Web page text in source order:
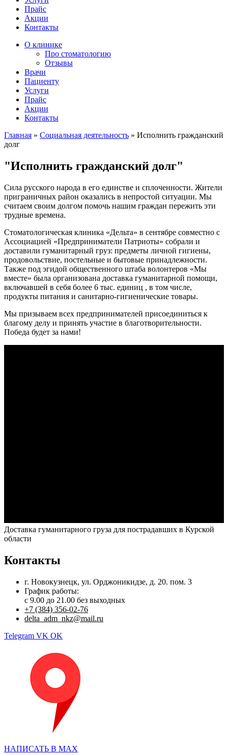
Прайс
Акции
Контакты
О клинике
Про стоматологию
Отзывы
Врачи
Пациенту
Услуги
Прайс
Акции
Контакты
Главная » Социальная деятельность » Исполнить гражданский
долг
"Исполнить гражданский долг"
Сила русского народа в его единстве и сплоченности. Жители
приграничных район оказались в непростой ситуации. Мы
считаем своим долгом помочь нашим граждан пережить эти
трудные времена.
Стоматологическая клиника «Дельта» в сентябре совместно с
Ассоциацией «Предприниматели Патриоты» собрали и
доставили гуманитарный груз: предметы личной гигиены,
продовольствие, постельные и бытовые принадлежности.
Также под эгидой общественного штаба волонтеров «Мы
вместе» была организована доставка гуманитарной помощи,
включавшей в себя более 6 тыс. единиц , в том числе,
продукты питания и санитарно-гигиенические товары.
Мы призываем всех предпринимателей присоединиться к
благому делу и принять участие в благотворительности.
Победа будет за нами!
Доставка гуманитарного груза для пострадавших в Курской
области
Контакты
г. Новокузнецк, ул. Орджоникидзе, д. 20. пом. 3
График работы:
с 9.00 до 21.00 без выходных
+7 (384) 356-02-76
delta_adm_nkz@mail.ru
Telegram VK OK
НАПИСАТЬ В MAX